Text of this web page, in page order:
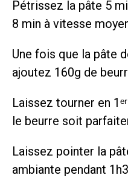
Pétrissez la pâte 5
8 min à vitesse
Une fois que la pâte
ajoutez 160g de
Laissez tourner en
le beurre soit
Laissez pointer la
ambiante pendant